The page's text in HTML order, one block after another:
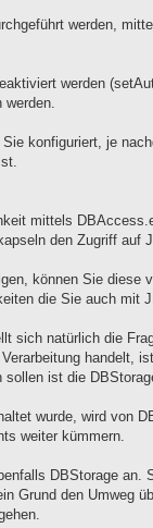
werden,
werden
konfiguriert, je
mittels
den Zugriff auf
können Sie diese
die Sie auch mit
sich natürlich die
handelt,
sollen ist die
wurde, wird von
weiter kümmern.
DBStorage an.
Grund den Umweg